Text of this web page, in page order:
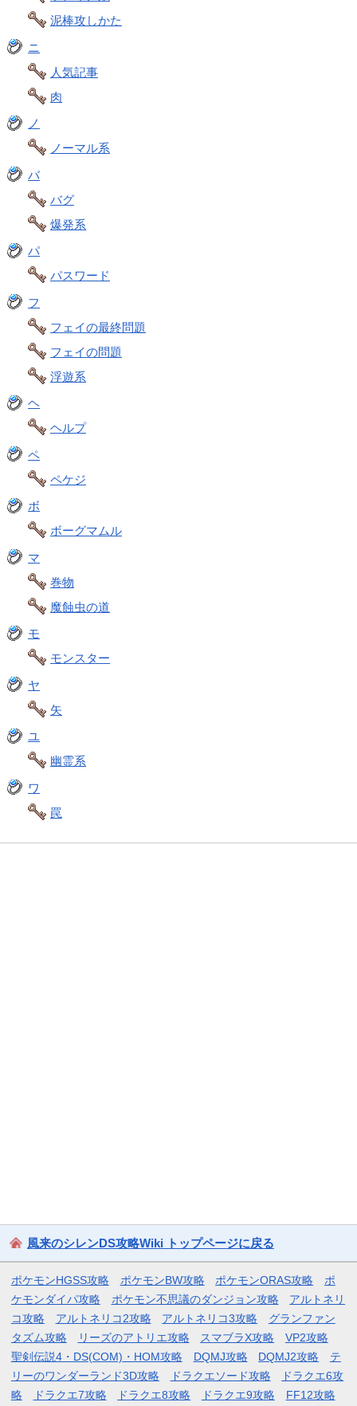
泥棒攻しかた
ニ
人気記事
肉
ノ
ノーマル系
バ
バグ
爆発系
パ
パスワード
フ
フェイの最終問題
フェイの問題
浮遊系
ヘ
ヘルプ
ペ
ペケジ
ボ
ボーグマムル
マ
巻物
魔蝕虫の道
モ
モンスター
ヤ
矢
ユ
幽霊系
ワ
罠
風来のシレンDS攻略Wiki トップページに戻る
ポケモンHGSS攻略 ポケモンBW攻略 ポケモンORAS攻略
ポ
ケモンダイパ攻略
ポケモン不思議のダンジョン攻略
アルトネリ
コ攻略
アルトネリコ2攻略 アルトネリコ3攻略
グランファン
タズム攻略
リーズのアトリエ攻略 スマブラX攻略
VP2攻略
聖剣伝説4・DS(COM)・HOM攻略
DQMJ攻略 DQMJ2攻略
テ
リーのワンダーランド3D攻略
ドラクエソード攻略
ドラクエ6攻
略
ドラクエ7攻略 ドラクエ8攻略 ドラクエ9攻略 FF12攻略